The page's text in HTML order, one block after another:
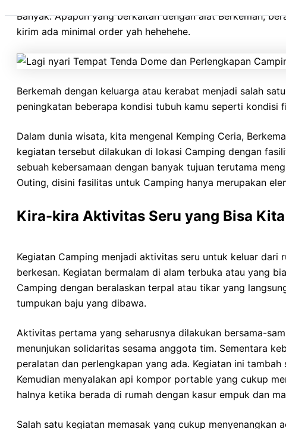
Banyak. Apapun yang berkaitan dengan alat Berkemah,
kirim ada minimal order yah hehehehe.
Berkemah dengan keluarga atau kerabat menjadi salah
peningkatan beberapa kondisi tubuh kamu seperti kondisi
Dalam dunia wisata, kita mengenal Kemping Ceria,
kegiatan tersebut dilakukan di lokasi Camping dengan
sebuah kebersamaan dengan banyak tujuan terutama
Outing, disini fasilitas untuk Camping hanya merupakan
Kira-kira Aktivitas Seru yang Bisa
Kegiatan Camping menjadi aktivitas seru untuk keluar
berkesan. Kegiatan bermalam di alam terbuka atau yang
Camping dengan beralaskan terpal atau tikar yang
tumpukan baju yang dibawa.
Aktivitas pertama yang seharusnya dilakukan bersama-
menunjukan solidaritas sesama anggota tim. Sementara
peralatan dan perlengkapan yang ada. Kegiatan ini
Kemudian menyalakan api kompor portable yang cukup
halnya ketika berada di rumah dengan kasur empuk dan
Salah satu kegiatan memasak yang cukup menyenangkan